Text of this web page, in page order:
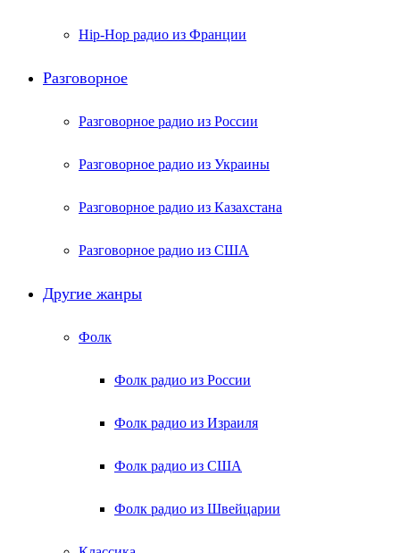
Hip-Hop радио из Франции
Разговорное
Разговорное радио из России
Разговорное радио из Украины
Разговорное радио из Казахстана
Разговорное радио из США
Другие жанры
Фолк
Фолк радио из России
Фолк радио из Израиля
Фолк радио из США
Фолк радио из Швейцарии